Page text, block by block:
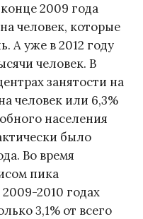
2009 года
человек, которые
А уже в 2012 году
человек. В
занятости на
человек или 6,3%
населения
было
Во время
пика
2010 годах
3,1% от всего